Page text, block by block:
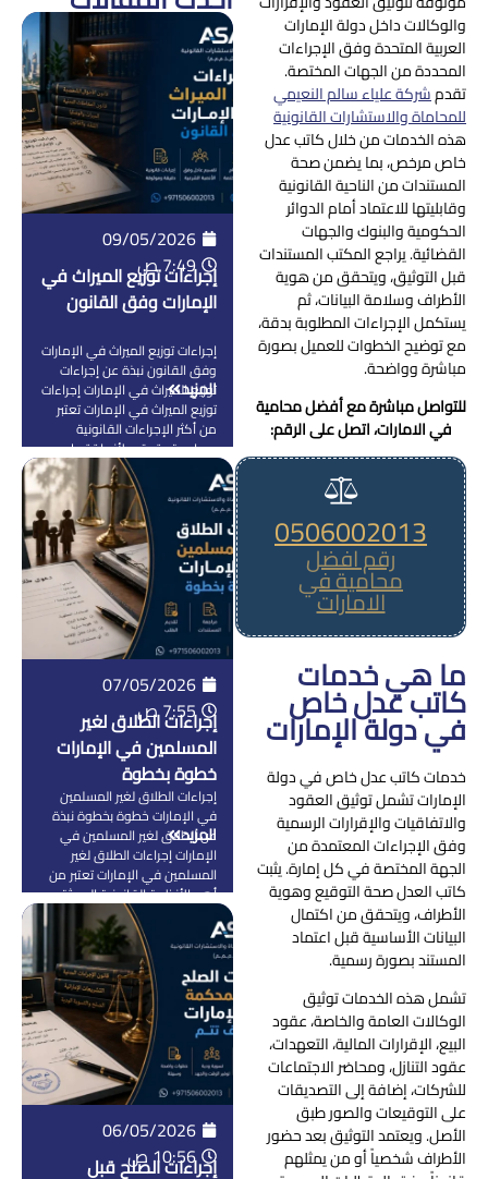
09/05/2026
7:49 ص
إجراءات توزيع الميراث في
الإمارات وفق القانون
إجراءات توزيع الميراث في الإمارات
وفق القانون نبذة عن إجراءات
توزيع الميراث في الإمارات إجراءات
توزيع الميراث في الإمارات تعتبر
من أكثر الإجراءات القانونية
حساسية وتعقيد لأنها ترتبط
بحقوق مالية وأسرية كبيرة، وأي
خطأ أو تأخير فيها ممكن يسبب
نزاعات طويلة بين الورثة أو يؤدي
إلى تعطيل الأموال والعقارات
والشركات لفترات طويلة القانون
الإماراتي نظم […]
المزيد
07/05/2026
7:55 ص
إجراءات الطلاق لغير
المسلمين في الإمارات
خطوة بخطوة
إجراءات الطلاق لغير المسلمين
في الإمارات خطوة بخطوة نبذة
عن الطلاق لغير المسلمين في
الإمارات إجراءات الطلاق لغير
المسلمين في الإمارات تعتبر من
أهم الأنظمة القانونية الحديثة
اللي تم تطويرها داخل الدولة
عشان تواكب التنوع الثقافي
الكبير الموجود في المجتمع
الإماراتي، حيث تضم الإمارات
جنسيات متعددة وأنظمة قانونية
مختلفة، لذلك تم وضع إطار
قانوني واضح […]
المزيد
06/05/2026
10:56 ص
إجراءات الصلح قبل
والوكالات داخل دولة الإمارات
العربية المتحدة وفق الإجراءات
المحددة من الجهات المختصة.
تقدمشركة علياء سالم النعيمي
للمحاماة والاستشارات القانونية
هذه الخدمات من خلال كاتب عدل
خاص مرخص، بما يضمن صحة
المستندات من الناحية القانونية
وقابليتها للاعتماد أمام الدوائر
الحكومية والبنوك والجهات
القضائية. يراجع المكتب المستندات
قبل التوثيق، ويتحقق من هوية
الأطراف وسلامة البيانات، ثم
يستكمل الإجراءات المطلوبة بدقة،
مع توضيح الخطوات للعميل بصورة
مباشرة وواضحة.
للتواصل مباشرة مع أفضل محامية
في الامارات، اتصل على الرقم:
0506002013
رقم افضل
محامية في
الامارات
ما هي خدمات
كاتب عدل خاص
في دولة الإمارات
خدمات كاتب عدل خاص في دولة
الإمارات تشمل توثيق العقود
والاتفاقيات والإقرارات الرسمية
وفق الإجراءات المعتمدة من
الجهة المختصة في كل إمارة. يثبت
كاتب العدل صحة التوقيع وهوية
الأطراف، ويتحقق من اكتمال
البيانات الأساسية قبل اعتماد
المستند بصورة رسمية.
تشمل هذه الخدمات توثيق
الوكالات العامة والخاصة، عقود
البيع، الإقرارات المالية، التعهدات،
عقود التنازل، ومحاضر الاجتماعات
للشركات، إضافة إلى التصديقات
على التوقيعات والصور طبق
الأصل. ويعتمد التوثيق بعد حضور
الأطراف شخصياً أو من يمثلهم